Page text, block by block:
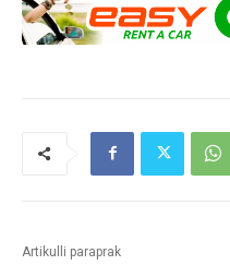
Artikulli paraprak